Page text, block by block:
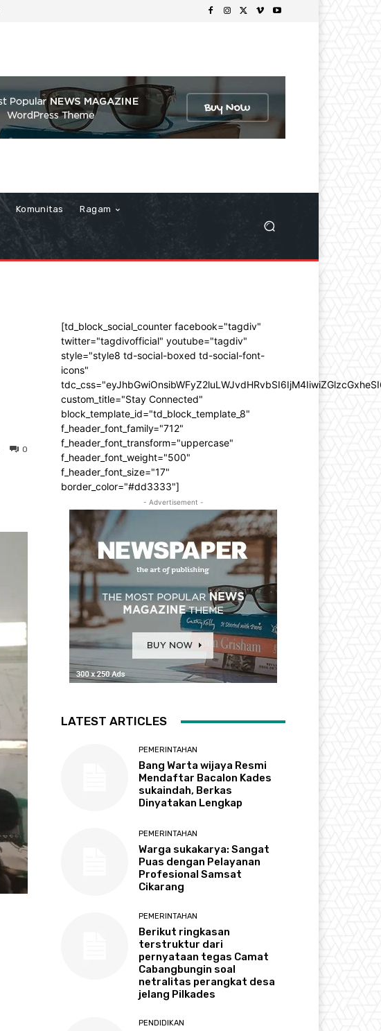
Komunitas Ragam
0
[td_block_social_counter facebook="tagdiv"
twitter="tagdivofficial" youtube="tagdiv"
style="style8 td-social-boxed td-social-font-
icons"
custom_title="Stay Connected"
block_template_id="td_block_template_8"
f_header_font_family="712"
f_header_font_transform="uppercase"
f_header_font_weight="500"
f_header_font_size="17"
border_color="#dd3333"]
- Advertisement -
LATEST ARTICLES
PEMERINTAHAN
Bang Warta wijaya Resmi
Mendaftar Bacalon Kades
sukaindah, Berkas
Dinyatakan Lengkap
PEMERINTAHAN
Warga sukakarya: Sangat
Puas dengan Pelayanan
Profesional Samsat
Cikarang
PEMERINTAHAN
Berikut ringkasan
terstruktur dari
pernyataan tegas Camat
Cabangbungin soal
netralitas perangkat desa
jelang Pilkades
PENDIDIKAN